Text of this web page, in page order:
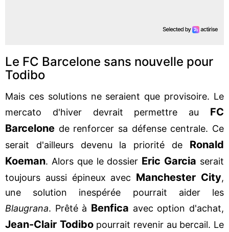
Le FC Barcelone sans nouvelle pour
Todibo
Mais ces solutions ne seraient que provisoire. Le
mercato d'hiver devrait permettre au FC
Barcelone de renforcer sa défense centrale. Ce
serait d'ailleurs devenu la priorité de Ronald
Koeman. Alors que le dossier Eric Garcia serait
toujours aussi épineux avec Manchester City,
une solution inespérée pourrait aider les
Blaugrana. Prêté à Benfica avec option d'achat,
Jean-Clair Todibopourrait revenir au bercail. Le